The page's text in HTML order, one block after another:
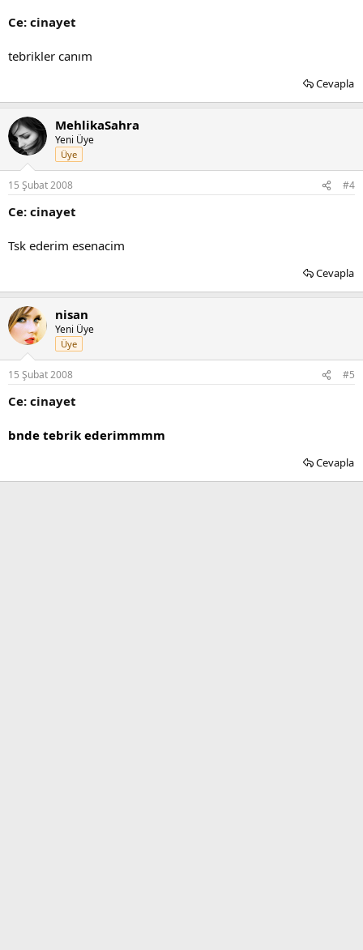
Ce: cinayet
tebrikler canım
Cevapla
MehlikaSahra
Yeni Üye
Üye
15 Şubat 2008 #4
Ce: cinayet
Tsk ederim esenacim
Cevapla
nisan
Yeni Üye
Üye
15 Şubat 2008 #5
Ce: cinayet
bnde tebrik ederimmmm
Cevapla